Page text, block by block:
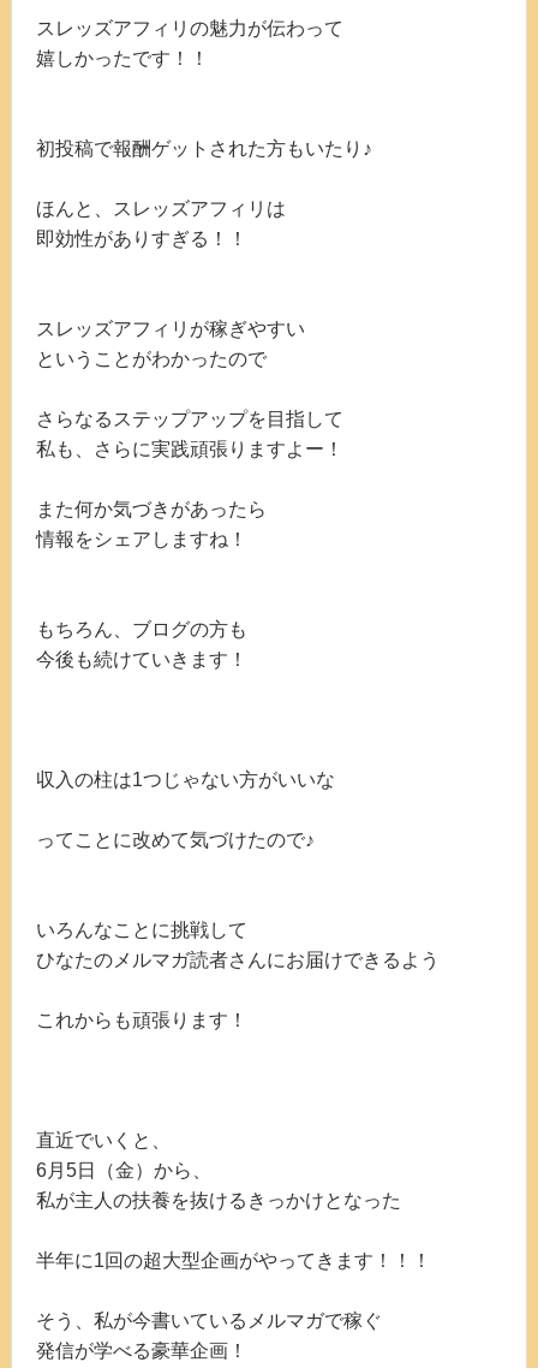
スレッズアフィリの魅力が伝わって
嬉しかったです！！
初投稿で報酬ゲットされた方もいたり♪
ほんと、スレッズアフィリは
即効性がありすぎる！！
スレッズアフィリが稼ぎやすい
ということがわかったので
さらなるステップアップを目指して
私も、さらに実践頑張りますよー！
また何か気づきがあったら
情報をシェアしますね！
もちろん、ブログの方も
今後も続けていきます！
収入の柱は1つじゃない方がいいな
ってことに改めて気づけたので♪
いろんなことに挑戦して
ひなたのメルマガ読者さんにお届けできるよう
これからも頑張ります！
直近でいくと、
6月5日（金）から、
私が主人の扶養を抜けるきっかけとなった
半年に1回の超大型企画がやってきます！！！
そう、私が今書いているメルマガで稼ぐ
発信が学べる豪華企画！